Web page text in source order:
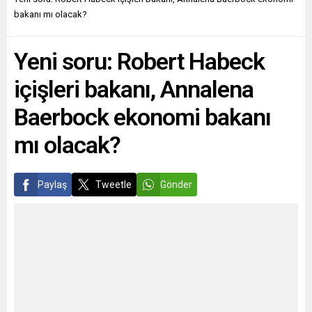
çoğunluğu için Neo-Nazi
Hollanda’da,...
sonuçlandı. Rakamların,
ceza...
bakanı mı olacak?
Yeni soru: Robert Habeck
içişleri bakanı, Annalena
Baerbock ekonomi bakanı
mı olacak?
Paylaş Tweetle Gönder